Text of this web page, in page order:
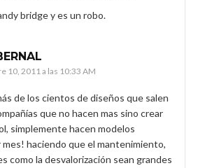
bridge y es un robo.
10, 2011 a las 10:33 AM
de los cientos de diseños que salen
que no hacen mas sino crear
simplemente hacen modelos
mes! haciendo que el mantenimiento,
como la desvalorización sean grandes